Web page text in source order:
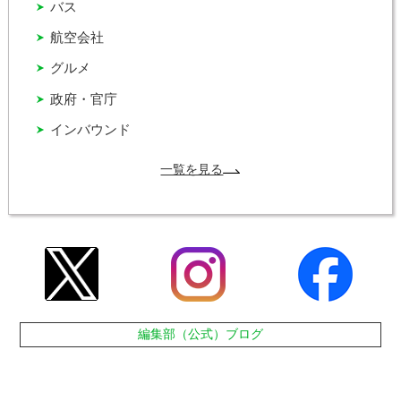
インバウンド
グルメ
バス
政府・官庁
航空会社
一覧を見る
編集部（公式）ブログ